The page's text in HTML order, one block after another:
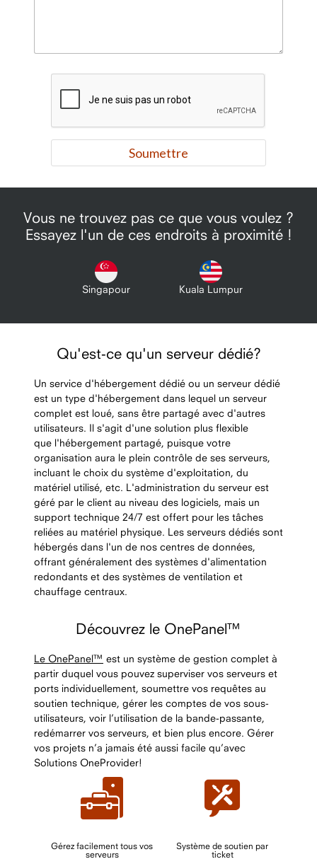
Vous ne trouvez pas ce que vous voulez ?
Essayez l'un de ces endroits à proximité !
Singapour Kuala Lumpur
Qu'est-ce qu'un serveur dédié?
Un service d'hébergement dédié ou un serveur dédié
est un type d'hébergement dans lequel un serveur
complet est loué, sans être partagé avec d'autres
utilisateurs. Il s'agit d'une solution plus flexible
que l'hébergement partagé, puisque votre
organisation aura le plein contrôle de ses serveurs,
incluant le choix du système d'exploitation, du
matériel utilisé, etc. L'administration du serveur est
géré par le client au niveau des logiciels, mais un
support technique 24/7 est offert pour les tâches
reliées au matériel physique. Les serveurs dédiés sont
hébergés dans l'un de nos centres de données,
offrant généralement des systèmes d'alimentation
redondants et des systèmes de ventilation et
chauffage centraux.
Découvrez le OnePanel™
Le OnePanel™ est un système de gestion complet à
partir duquel vous pouvez superviser vos serveurs et
ports individuellement, soumettre vos requêtes au
soutien technique, gérer les comptes de vos sous-
utilisateurs, voir l’utilisation de la bande-passante,
redémarrer vos serveurs, et bien plus encore. Gérer
vos projets n’a jamais été aussi facile qu’avec
Solutions OneProvider!
Gérez facilement tous vos
serveurs
Système de soutien par
ticket